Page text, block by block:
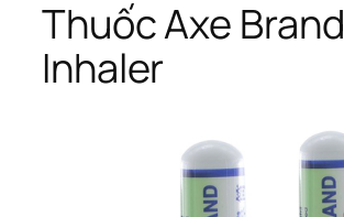
Thuốc Axe Brand
Inhaler